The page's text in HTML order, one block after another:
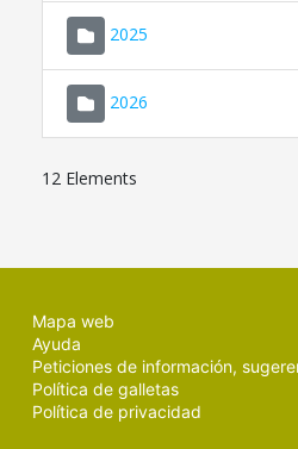
2025
2026
12 Elements
Mapa web
Ayuda
Peticiones de información,
Política de galletas
Política de privacidad